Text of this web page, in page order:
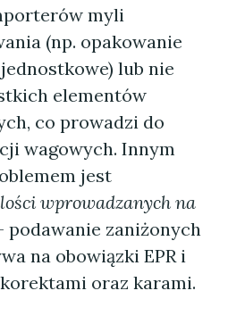
myli
(np. opakowanie
lub nie
elementów
co prowadzi do
wagowych. Innym
jest
wprowadzanych na
podawanie zaniżonych
na obowiązki EPR i
oraz karami.